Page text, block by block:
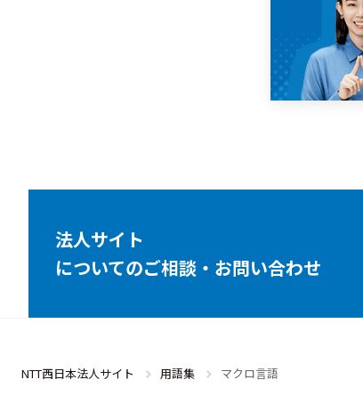
法人サイト
についてのご相談・お問い合わせ
NTT西日本法人サイト 用語集 マクロ言語